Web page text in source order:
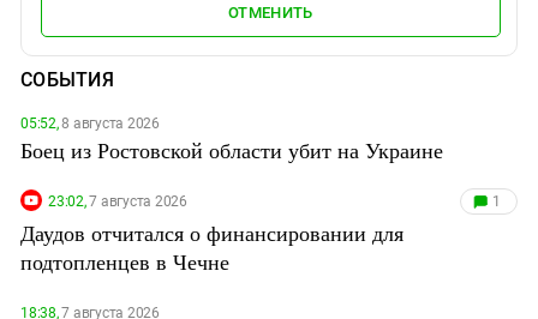
ОТМЕНИТЬ
СОБЫТИЯ
05:52,8 августа 2026
Боец из Ростовской области убит на Украине
23:02,7 августа 2026 1
Даудов отчитался о финансировании для
подтопленцев в Чечне
18:38,7 августа 2026